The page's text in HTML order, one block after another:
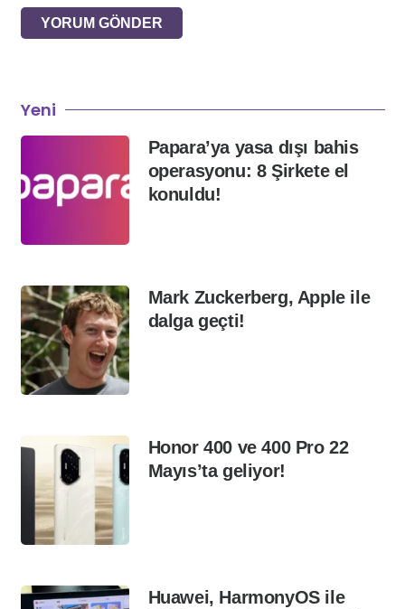
YORUM GÖNDER
Yeni
Papara’ya yasa dışı bahis
operasyonu: 8 Şirkete el
konuldu!
Mark Zuckerberg, Apple ile
dalga geçti!
Honor 400 ve 400 Pro 22
Mayıs’ta geliyor!
Huawei, HarmonyOS ile